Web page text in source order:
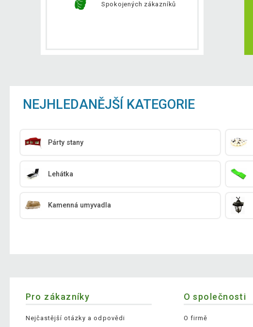
Spokojených zákazníků
NEJHLEDANĚJŠÍ KATEGORIE
Párty stany
Lehátka
Kamenná umyvadla
Pro zákazníky
Nejčastější otázky a odpovědi
O společnosti
O firmě